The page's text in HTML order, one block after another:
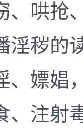
哄抢、
秽的读
嫖娼
注射毒